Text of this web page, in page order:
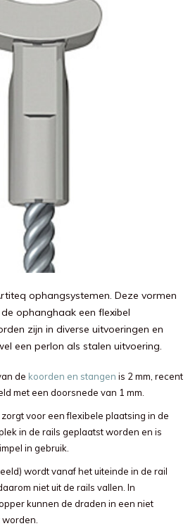
ophangsystemen. Deze vormen
ophanghaak een flexibel
zijn in diverse uitvoeringen en
een perlon als stalen uitvoering.
de koorden en stangen is 2 mm, recent
met een doorsnede van 1 mm.
voor een flexibele plaatsing in de
in de rails geplaatst worden en is
in gebruik.
wordt vanaf het uiteinde in de rail
niet uit de rails vallen. In
kunnen de draden in een niet